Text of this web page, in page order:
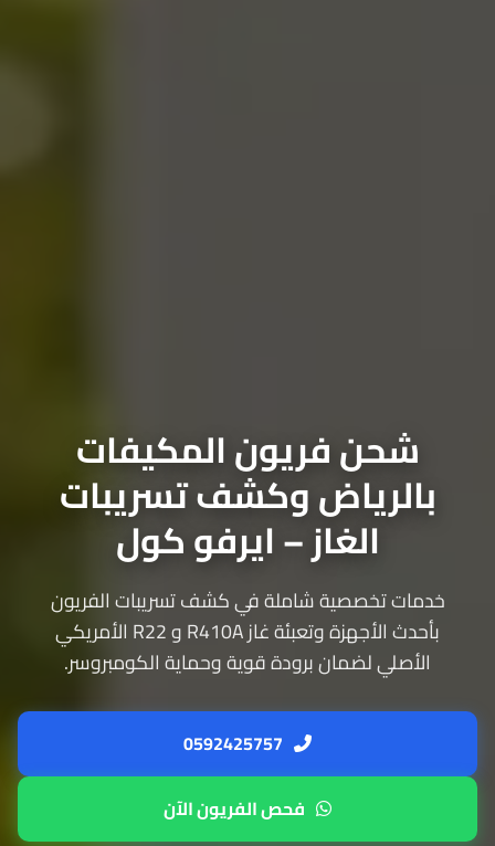
فريون المكيفات
وكشف تسريبات
الغاز – ايرفو كول
تخصصية شاملة في كشف تسريبات الفريون
بأحدث الأجهزة وتعبئة غاز R410A و R22 الأمريكي
لضمان برودة قوية وحماية الكومبروسر.
0592425757
فحص الفريون الآن